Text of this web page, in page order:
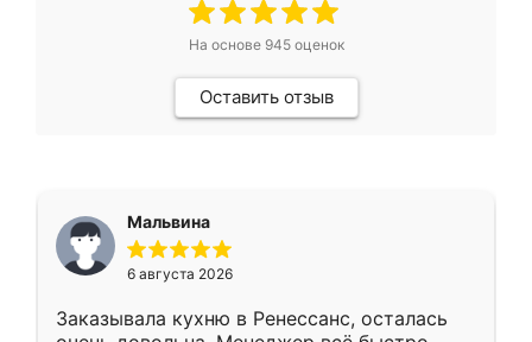
На основе 945оценок
Оставить отзыв
Мальвина
6 августа 2026
Заказывала кухню в Ренессанс, осталась